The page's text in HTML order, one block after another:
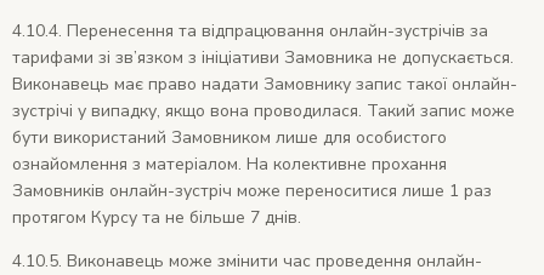
4.10.4. Перенесення та відпрацювання онлайн-зустрічів за
тарифами зі зв’язком з ініціативи Замовника не допускається.
Виконавець має право надати Замовнику запис такої онлайн-
зустрічі у випадку, якщо вона проводилася. Такий запис може
бути використаний Замовником лише для особистого
ознайомлення з матеріалом. На колективне прохання
Замовників онлайн-зустріч може переноситися лише 1 раз
протягом Курсу та не більше 7 днів.
4.10.5. Виконавець може змінити час проведення онлайн-